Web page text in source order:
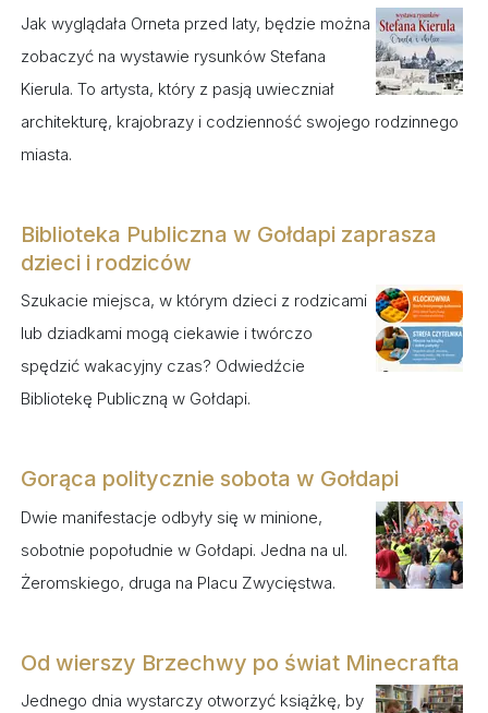
Jak wyglądała Orneta przed laty, będzie można
zobaczyć na wystawie rysunków Stefana
Kierula. To artysta, który z pasją uwieczniał
architekturę, krajobrazy i codzienność swojego rodzinnego
miasta.
Biblioteka Publiczna w Gołdapi zaprasza
dzieci i rodziców
Szukacie miejsca, w którym dzieci z rodzicami
lub dziadkami mogą ciekawie i twórczo
spędzić wakacyjny czas? Odwiedźcie
Bibliotekę Publiczną w Gołdapi.
Gorąca politycznie sobota w Gołdapi
Dwie manifestacje odbyły się w minione,
sobotnie popołudnie w Gołdapi. Jedna na ul.
Żeromskiego, druga na Placu Zwycięstwa.
Od wierszy Brzechwy po świat Minecrafta
Jednego dnia wystarczy otworzyć książkę, by